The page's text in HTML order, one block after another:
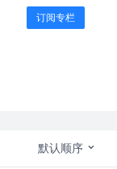
订阅专栏
默认顺序